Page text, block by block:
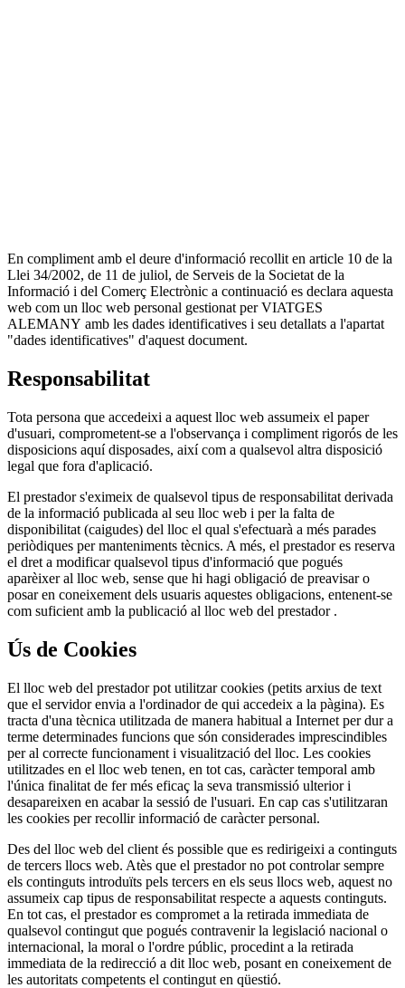
En compliment amb el deure d'informació recollit en article 10 de la
Llei 34/2002, de 11 de juliol, de Serveis de la Societat de la
Informació i del Comerç Electrònic a continuació es declara aquesta
web com un lloc web personal gestionat per VIATGES
ALEMANY amb les dades identificatives i seu detallats a l'apartat
"dades identificatives" d'aquest document.
Responsabilitat
Tota persona que accedeixi a aquest lloc web assumeix el paper
d'usuari, comprometent-se a l'observança i compliment rigorós de les
disposicions aquí disposades, així com a qualsevol altra disposició
legal que fora d'aplicació.
El prestador s'eximeix de qualsevol tipus de responsabilitat derivada
de la informació publicada al seu lloc web i per la falta de
disponibilitat (caigudes) del lloc el qual s'efectuarà a més parades
periòdiques per manteniments tècnics. A més, el prestador es reserva
el dret a modificar qualsevol tipus d'informació que pogués
aparèixer al lloc web, sense que hi hagi obligació de preavisar o
posar en coneixement dels usuaris aquestes obligacions, entenent-se
com suficient amb la publicació al lloc web del prestador .
Ús de Cookies
El lloc web del prestador pot utilitzar cookies (petits arxius de text
que el servidor envia a l'ordinador de qui accedeix a la pàgina). Es
tracta d'una tècnica utilitzada de manera habitual a Internet per dur a
terme determinades funcions que són considerades imprescindibles
per al correcte funcionament i visualització del lloc. Les cookies
utilitzades en el lloc web tenen, en tot cas, caràcter temporal amb
l'única finalitat de fer més eficaç la seva transmissió ulterior i
desapareixen en acabar la sessió de l'usuari. En cap cas s'utilitzaran
les cookies per recollir informació de caràcter personal.
Des del lloc web del client és possible que es redirigeixi a continguts
de tercers llocs web. Atès que el prestador no pot controlar sempre
els continguts introduïts pels tercers en els seus llocs web, aquest no
assumeix cap tipus de responsabilitat respecte a aquests continguts.
En tot cas, el prestador es compromet a la retirada immediata de
qualsevol contingut que pogués contravenir la legislació nacional o
internacional, la moral o l'ordre públic, procedint a la retirada
immediata de la redirecció a dit lloc web, posant en coneixement de
les autoritats competents el contingut en qüestió.